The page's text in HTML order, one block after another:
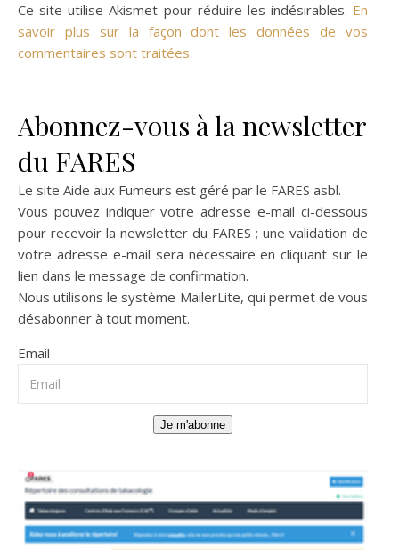
Ce site utilise Akismet pour réduire les indésirables. En
savoir plus sur la façon dont les données de vos
commentaires sont traitées.
Abonnez-vous à la newsletter
du FARES
Le site Aide aux Fumeurs est géré par le FARES asbl.
Vous pouvez indiquer votre adresse e-mail ci-dessous
pour recevoir la newsletter du FARES ; une validation de
votre adresse e-mail sera nécessaire en cliquant sur le
lien dans le message de confirmation.
Nous utilisons le système MailerLite, qui permet de vous
désabonner à tout moment.
Email
Je m'abonne